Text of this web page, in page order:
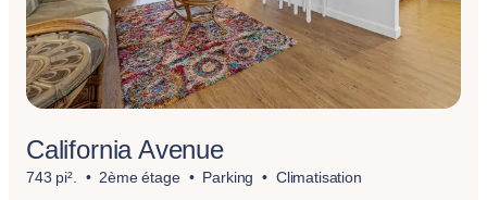
California Avenue
743 pi². 2ème étage Parking Climatisation